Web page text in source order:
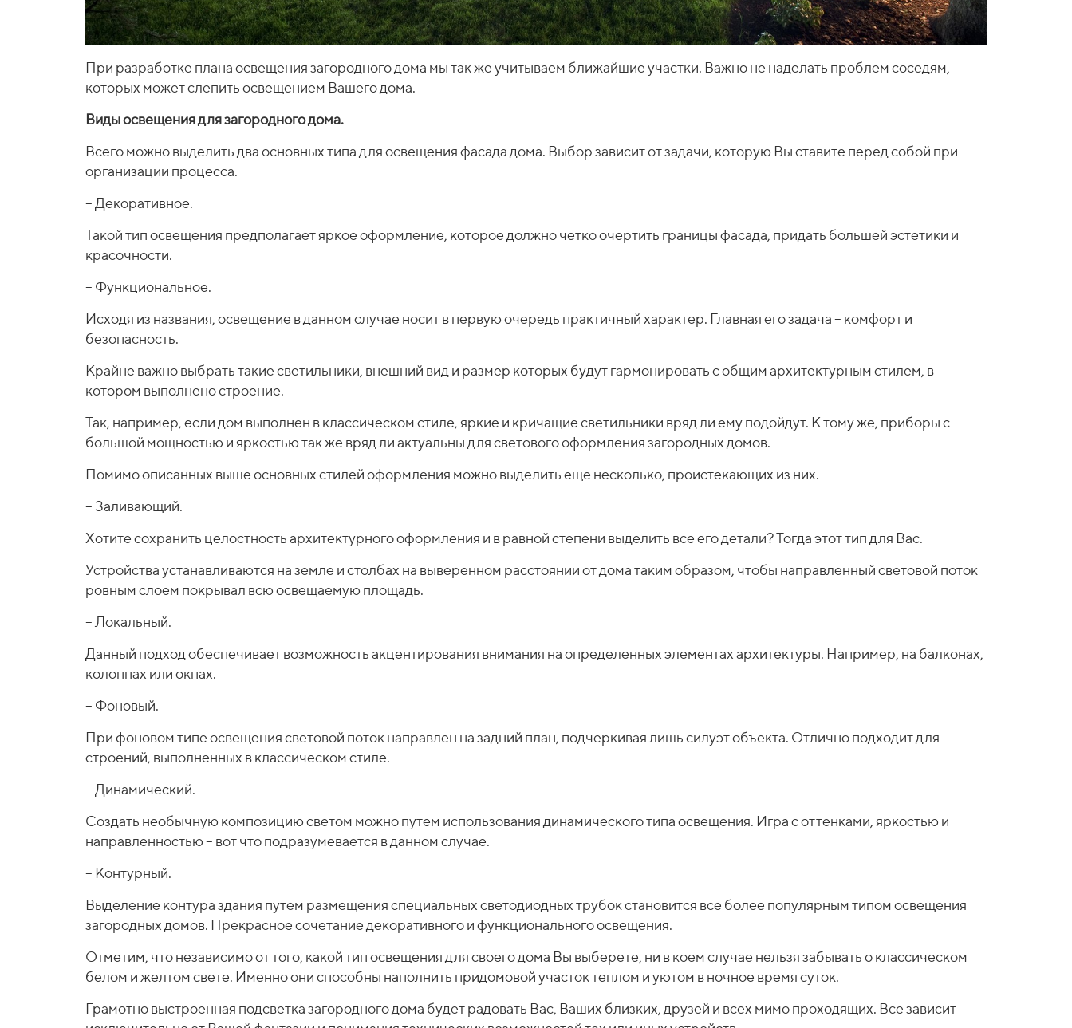
При разработке плана освещения загородного дома мы так же учитываем ближайшие участки. Важно не наделать проблем соседям,
которых может слепить освещением Вашего дома.
Виды освещения для загородного дома.
Всего можно выделить два основных типа для освещения фасада дома. Выбор зависит от задачи, которую Вы ставите перед собой при
организации процесса.
– Декоративное.
Такой тип освещения предполагает яркое оформление, которое должно четко очертить границы фасада, придать большей эстетики и
красочности.
– Функциональное.
Исходя из названия, освещение в данном случае носит в первую очередь практичный характер. Главная его задача – комфорт и
безопасность.
Крайне важно выбрать такие светильники, внешний вид и размер которых будут гармонировать с общим архитектурным стилем, в
котором выполнено строение.
Так, например, если дом выполнен в классическом стиле, яркие и кричащие светильники вряд ли ему подойдут. К тому же, приборы с
большой мощностью и яркостью так же вряд ли актуальны для светового оформления загородных домов.
Помимо описанных выше основных стилей оформления можно выделить еще несколько, проистекающих из них.
– Заливающий.
Хотите сохранить целостность архитектурного оформления и в равной степени выделить все его детали? Тогда этот тип для Вас.
Устройства устанавливаются на земле и столбах на выверенном расстоянии от дома таким образом, чтобы направленный световой поток
ровным слоем покрывал всю освещаемую площадь.
– Локальный.
Данный подход обеспечивает возможность акцентирования внимания на определенных элементах архитектуры. Например, на балконах,
колоннах или окнах.​​​​
– Фоновый.
При фоновом типе освещения световой поток направлен на задний план, подчеркивая лишь силуэт объекта. Отлично подходит для
строений, выполненных в классическом стиле.
– Динамический.
Создать необычную композицию светом можно путем использования динамического типа освещения. Игра с оттенками, яркостью и
направленностью – вот что подразумевается в данном случае.
– Контурный.
Выделение контура здания путем размещения специальных светодиодных трубок становится все более популярным типом освещения
загородных домов. Прекрасное сочетание декоративного и функционального освещения.
Отметим, что независимо от того, какой тип освещения для своего дома Вы выберете, ни в коем случае нельзя забывать о классическом
белом и желтом свете. Именно они способны наполнить придомовой участок теплом и уютом в ночное время суток.
Грамотно выстроенная подсветка загородного дома будет радовать Вас, Ваших близких, друзей и всех мимо проходящих. Все зависит